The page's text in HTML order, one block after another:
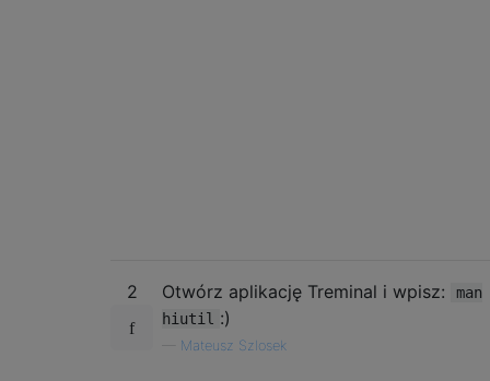
2 Otwórz aplikację Treminal i wpisz:
man
hiutil :)
Mateusz Szlosek